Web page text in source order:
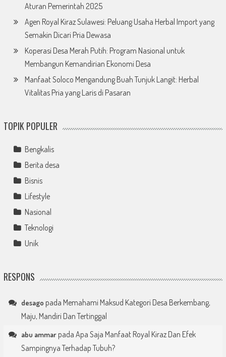
Aturan Pemerintah 2025
Agen Royal Kiraz Sulawesi: Peluang Usaha Herbal Import yang
Semakin Dicari Pria Dewasa
Koperasi Desa Merah Putih: Program Nasional untuk
Membangun Kemandirian Ekonomi Desa
Manfaat Soloco Mengandung Buah Tunjuk Langit: Herbal
Vitalitas Pria yang Laris di Pasaran
TOPIK POPULER
Bengkalis
Berita desa
Bisnis
Lifestyle
Nasional
Teknologi
Unik
RESPONS
desago pada Memahami Maksud Kategori Desa Berkembang,
Maju, Mandiri Dan Tertinggal
abu ammarpada Apa Saja Manfaat Royal Kiraz Dan Efek
Sampingnya Terhadap Tubuh?